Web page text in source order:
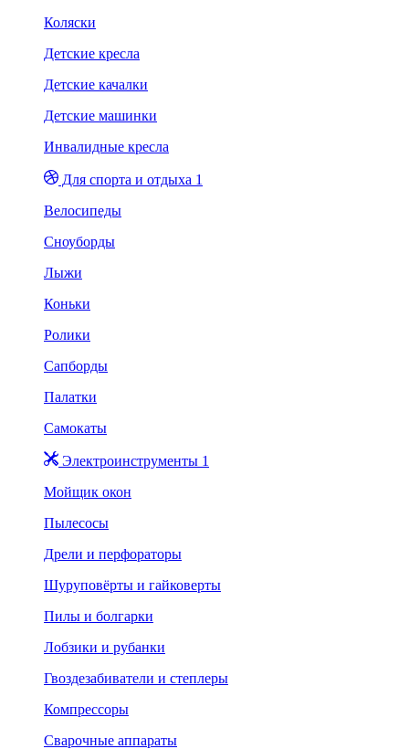
Коляски
Детские кресла
Детские качалки
Детские машинки
Инвалидные кресла
Для спорта и отдыха 1
Велосипеды
Сноуборды
Лыжи
Коньки
Ролики
Сапборды
Палатки
Самокаты
Электроинструменты 1
Мойщик окон
Пылесосы
Дрели и перфораторы
Шуруповёрты и гайковерты
Пилы и болгарки
Лобзики и рубанки
Гвоздезабиватели и степлеры
Компрессоры
Сварочные аппараты